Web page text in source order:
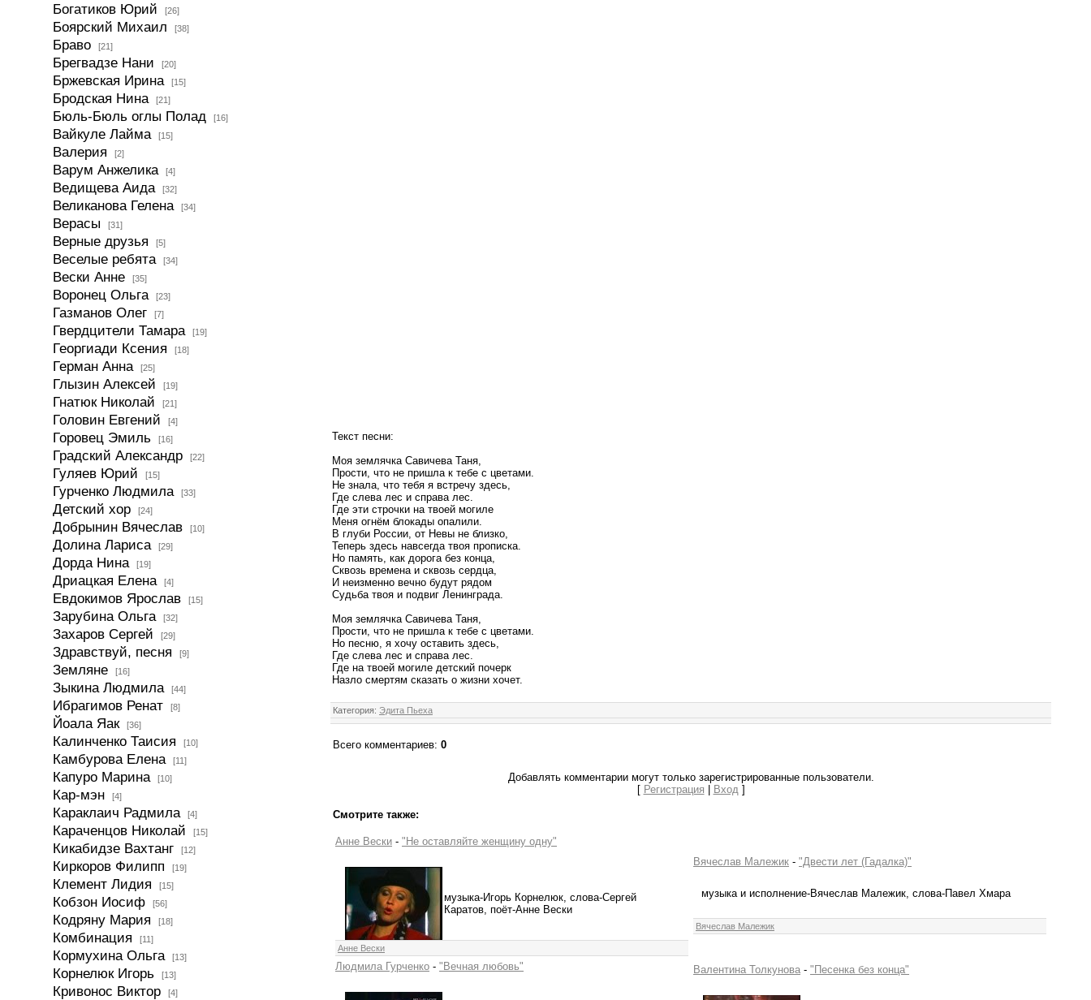
Богатиков Юрий [26]
Боярский Михаил [38]
Браво [21]
Брегвадзе Нани [20]
Бржевская Ирина [15]
Бродская Нина [21]
Бюль-Бюль оглы Полад [16]
Вайкуле Лайма [15]
Валерия [2]
Варум Анжелика [4]
Ведищева Аида [32]
Великанова Гелена [34]
Верасы [31]
Верные друзья [5]
Веселые ребята [34]
Вески Анне [35]
Воронец Ольга [23]
Газманов Олег [7]
Гвердцители Тамара [19]
Георгиади Ксения [18]
Герман Анна [25]
Глызин Алексей [19]
Гнатюк Николай [21]
Головин Евгений [4]
Горовец Эмиль [16]
Градский Александр [22]
Гуляев Юрий [15]
Гурченко Людмила [33]
Детский хор [24]
Добрынин Вячеслав [10]
Долина Лариса [29]
Дорда Нина [19]
Дриацкая Елена [4]
Евдокимов Ярослав [15]
Зарубина Ольга [32]
Захаров Сергей [29]
Здравствуй, песня [9]
Земляне [16]
Зыкина Людмила [44]
Ибрагимов Ренат [8]
Йоала Яак [36]
Калинченко Таисия [10]
Камбурова Елена [11]
Капуро Марина [10]
Кар-мэн [4]
Караклаич Радмила [4]
Караченцов Николай [15]
Кикабидзе Вахтанг [12]
Киркоров Филипп [19]
Клемент Лидия [15]
Кобзон Иосиф [56]
Кодряну Мария [18]
Комбинация [11]
Кормухина Ольга [13]
Корнелюк Игорь [13]
Кривонос Виктор [4]
Текст песни:
Моя землячка Савичева Таня,
Прости, что не пришла к тебе с цветами.
Не знала, что тебя я встречу здесь,
Где слева лес и справа лес.
Где эти строчки на твоей могиле
Меня огнём блокады опалили.
В глуби России, от Невы не близко,
Теперь здесь навсегда твоя прописка.
Но память, как дорога без конца,
Сквозь времена и сквозь сердца,
И неизменно вечно будут рядом
Судьба твоя и подвиг Ленинграда.
Моя землячка Савичева Таня,
Прости, что не пришла к тебе с цветами.
Но песню, я хочу оставить здесь,
Где слева лес и справа лес.
Где на твоей могиле детский почерк
Назло смертям сказать о жизни хочет.
Категория: Эдита Пьеха
Всего комментариев: 0
Добавлять комментарии могут только зарегистрированные пользователи.
[ Регистрация Вход]
Смотрите также:
Анне Вески - "Не оставляйте женщину одну"
музыка-Игорь Корнелюк, слова-Сергей
Каратов, поёт-Анне Вески
Анне Вески
Вячеслав Малежик - "Двести лет (Гадалка)"
музыка и исполнение-Вячеслав Малежик, слова-Павел Хмара
Вячеслав Малежик
Людмила Гурченко - "Вечная любовь" Валентина Толкунова - "Песенка без конца"